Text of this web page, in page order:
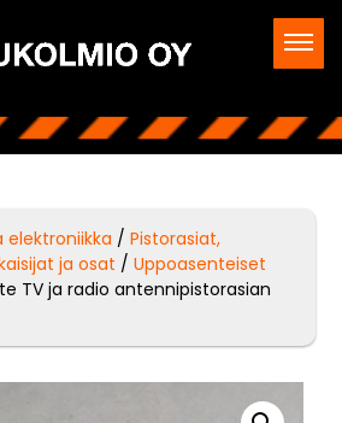
elektroniikka /Pistorasiat,
ja osat /Uppoasenteiset
TV ja radio antennipistorasian